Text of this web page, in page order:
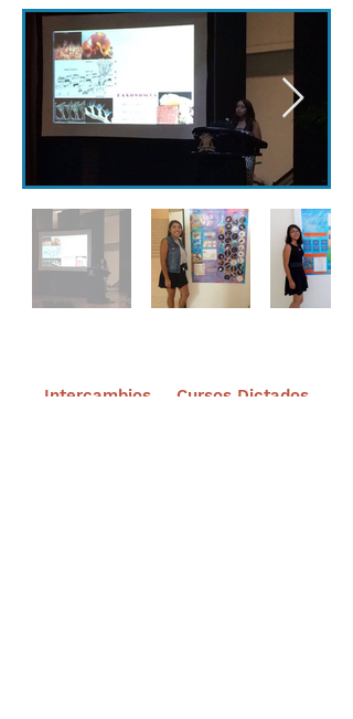
Intercambios Cursos Dictados